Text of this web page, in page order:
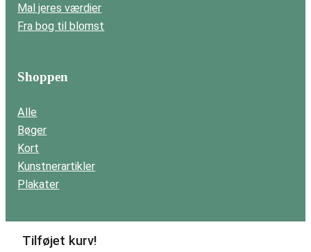
Mal jeres værdier
Fra bog til blomst
Shoppen
Alle
Bøger
Kort
Kunstnerartikler
Plakater
Tilføjet kurv!